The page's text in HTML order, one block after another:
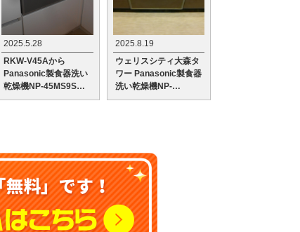
2025.5.28
RKW-V45Aから
Panasonic製食器洗い
乾燥機NP-45MS9Sへ
の交換工事
2025.8.19
ウェリスシティ大森タ
ワー Panasonic製食器
洗い乾燥機NP-
45MS9Sへの交換工事